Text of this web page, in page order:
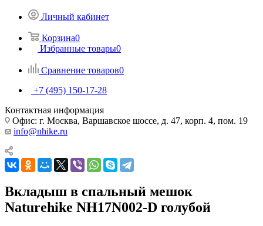
Личный кабинет
Корзина0
Избранные товары0
Сравнение товаров0
+7 (495) 150-17-28
Контактная информация
Офис: г. Москва, Варшавское шоссе, д. 47, корп. 4, пом. 19
info@nhike.ru
Вкладыш в спальный мешок
Naturehike NH17N002-D голубой